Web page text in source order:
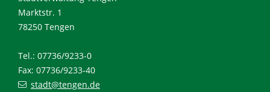
Marktstr. 1
78250 Tengen
Tel.: 07736/9233-0
Fax: 07736/9233-40
stadt@tengen.de